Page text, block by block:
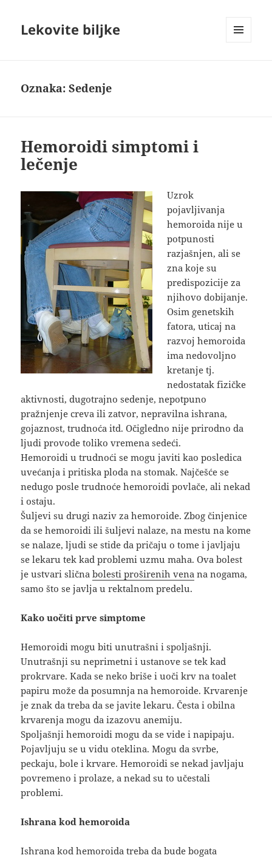
Lekovite biljke
Oznaka:Sedenje
Hemoroidi simptomi i
lečenje
Uzrok
pojavljivanja
hemoroida nije u
potpunosti
razjašnjen, ali se
zna koje su
predispozicije za
njihovo dobijanje.
Osim genetskih
fatora, uticaj na
razvoj hemoroida
ima nedovoljno
kretanje tj.
nedostatak fizičke
aktivnosti, dugotrajno sedenje, nepotpuno
pražnjenje creva ili zatvor, nepravilna ishrana,
gojaznost, trudnoća itd. Očigledno nije prirodno da
ljudi provode toliko vremena sedeći.
Hemoroidi u trudnoći se mogu javiti kao posledica
uvećanja i pritiska ploda na stomak. Najčešće se
nedugo posle trudnoće hemoroidi povlače, ali nekad
i ostaju.
Šuljevi su drugi naziv za hemoroide. Zbog činjenice
da se hemoroidi ili šuljevi nalaze, na mestu na kome
se nalaze, ljudi se stide da pričaju o tome i javljaju
se lekaru tek kad problemi uzmu maha. Ova bolest
je ustvari sličnabolesti proširenih vena na nogama,
samo što se javlja u rektalnom predelu.
Kako uočiti prve simptome
Hemoroidi mogu biti unutrašni i spoljašnji.
Unutrašnji su neprimetni i ustanove se tek kad
prokrvare. Kada se neko briše i uoči krv na toalet
papiru može da posumnja na hemoroide. Krvarenje
je znak da treba da se javite lekaru. Česta i obilna
krvarenja mogu da izazovu anemiju.
Spoljašnji hemoroidi mogu da se vide i napipaju.
Pojavljuju se u vidu oteklina. Mogu da svrbe,
peckaju, bole i krvare. Hemoroidi se nekad javljaju
povremeno i prolaze, a nekad su to učestali
problemi.
Ishrana kod hemoroida
Ishrana kod hemoroida treba da bude bogata